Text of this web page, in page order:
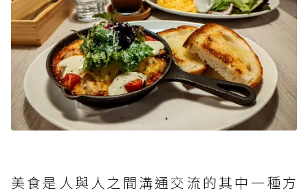
美食是人與人之間溝通交流的其中一種方